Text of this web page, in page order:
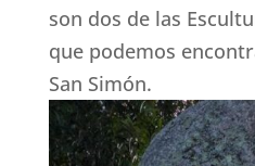
son dos de las
que podemos
San Simón.